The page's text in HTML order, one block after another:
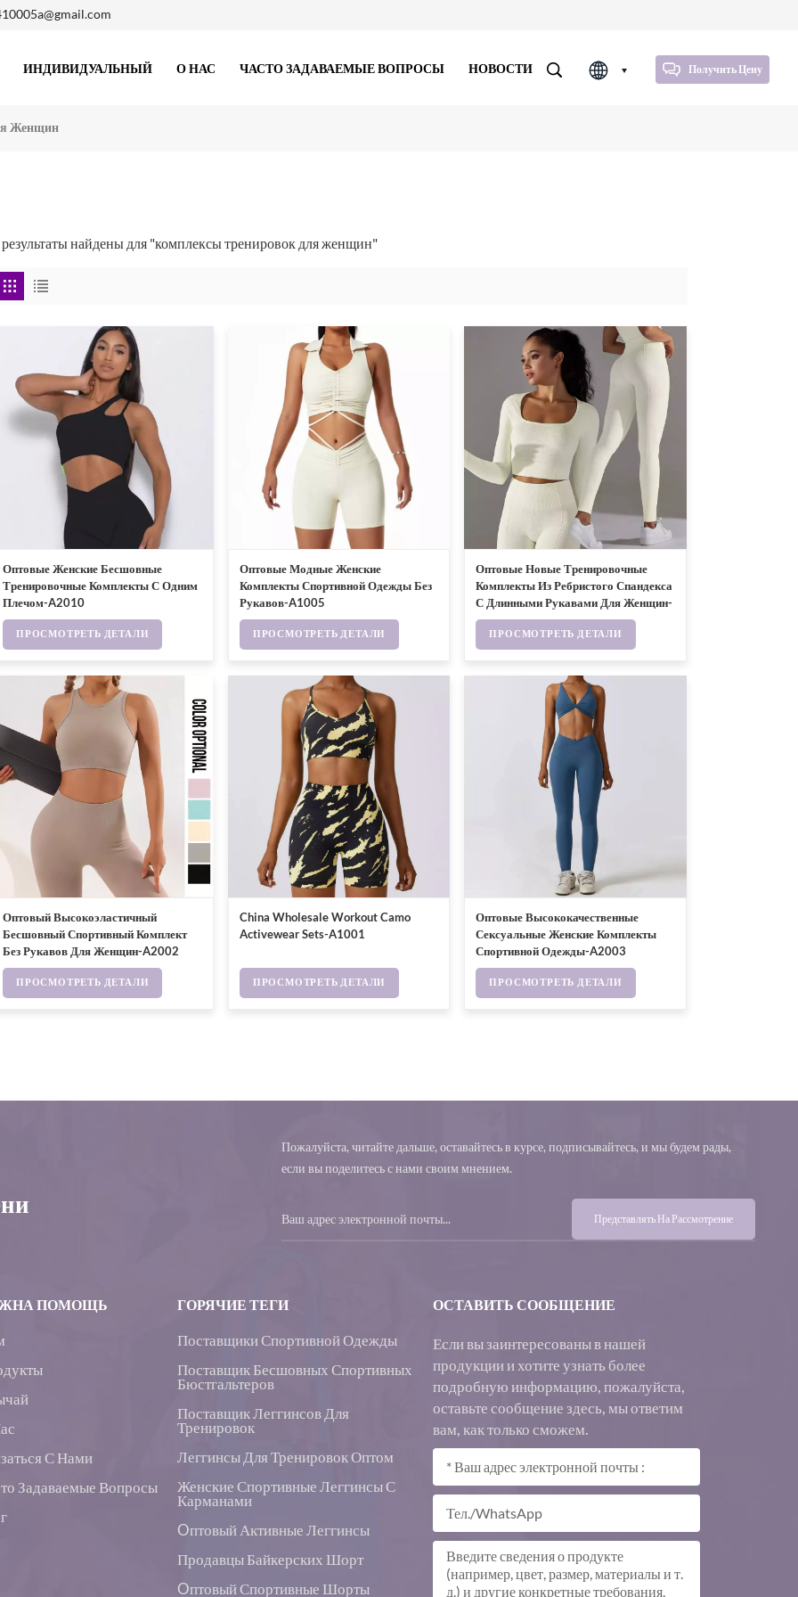
Получить Цену
ИНДИВИДУАЛЬНЫЙ О НАС ЧАСТО ЗАДАВАЕМЫЕ ВОПРОСЫ НОВОСТИ
Женщин
найдены для "комплексы тренировок для женщин"
Оптовые Женские Бесшовные
Тренировочные Комплекты С Одним
Плечом-A2010
ПРОСМОТРЕТЬ ДЕТАЛИ
Оптовые Модные Женские
Комплекты Спортивной Одежды Без
Рукавов-A1005
ПРОСМОТРЕТЬ ДЕТАЛИ
Оптовые Новые Тренировочные
Комплекты Из Ребристого Спандекса
С Длинными Рукавами Для Женщин-
A3002
ПРОСМОТРЕТЬ ДЕТАЛИ
Оптовый Высокоэластичный
Бесшовный Спортивный Комплект
Без Рукавов Для Женщин-A2002
ПРОСМОТРЕТЬ ДЕТАЛИ
China Wholesale Workout Camo
Activewear Sets-A1001
ПРОСМОТРЕТЬ ДЕТАЛИ
Оптовые Высококачественные
Сексуальные Женские Комплекты
Спортивной Одежды-A2003
ПРОСМОТРЕТЬ ДЕТАЛИ
Пожалуйста, читайте дальше, оставайтесь в курсе, подписывайтесь, и мы будем рады,
если вы поделитесь с нами своим мнением.
Представлять На Рассмотрение
ПОМОЩЬ
С Нами
Задаваемые Вопросы
ГОРЯЧИЕ ТЕГИ
Поставщики Спортивной Одежды
Поставщик Бесшовных Спортивных
Бюстгальтеров
Поставщик Леггинсов Для
Тренировок
Леггинсы Для Тренировок Оптом
Женские Спортивные Леггинсы С
Карманами
Oптовый Активные Леггинсы
Продавцы Байкерских Шорт
Oптовый Спортивные Шорты
ОСТАВИТЬ СООБЩЕНИЕ
Если вы заинтересованы в нашей
продукции и хотите узнать более
подробную информацию, пожалуйста,
оставьте сообщение здесь, мы ответим
вам, как только сможем.